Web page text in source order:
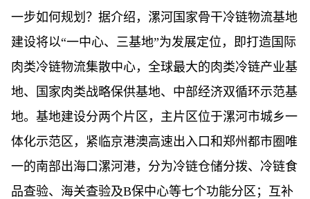
一步如何规划？据介绍，漯河国家骨干冷链物流基地
建设将以“一中心、三基地”为发展定位，即打造国际
肉类冷链物流集散中心，全球最大的肉类冷链产业基
地、国家肉类战略保供基地、中部经济双循环示范基
地。基地建设分两个片区，主片区位于漯河市城乡一
体化示范区，紧临京港澳高速出入口和郑州都市圈唯
一的南部出海口漯河港，分为冷链仓储分拨、冷链食
品查验、海关查验及B保中心等七个功能分区；互补